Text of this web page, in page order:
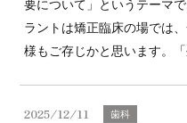
要について」というテーマ
ラントは矯正臨床の場では
様もご存じかと思います。
2025/12/11 歯科